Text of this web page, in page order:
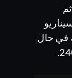
23980 ثم مستويات 23950 ثم
السيناريو
في حال